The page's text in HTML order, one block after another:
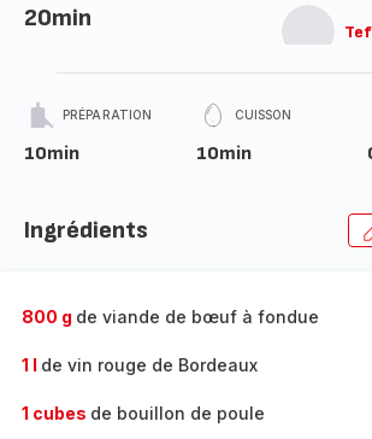
20min
PRÉPARATION
10min
CUISSON
10min
Ingrédients
800 g de viande de bœuf à fondue
1 l de vin rouge de Bordeaux
1 cubes de bouillon de poule